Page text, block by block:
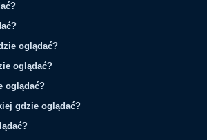
oglądać?
oglądać?
oglądać?
gdzie oglądać?